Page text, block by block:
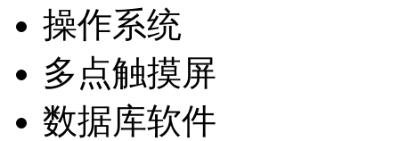
操作系统
多点触摸屏
数据库软件